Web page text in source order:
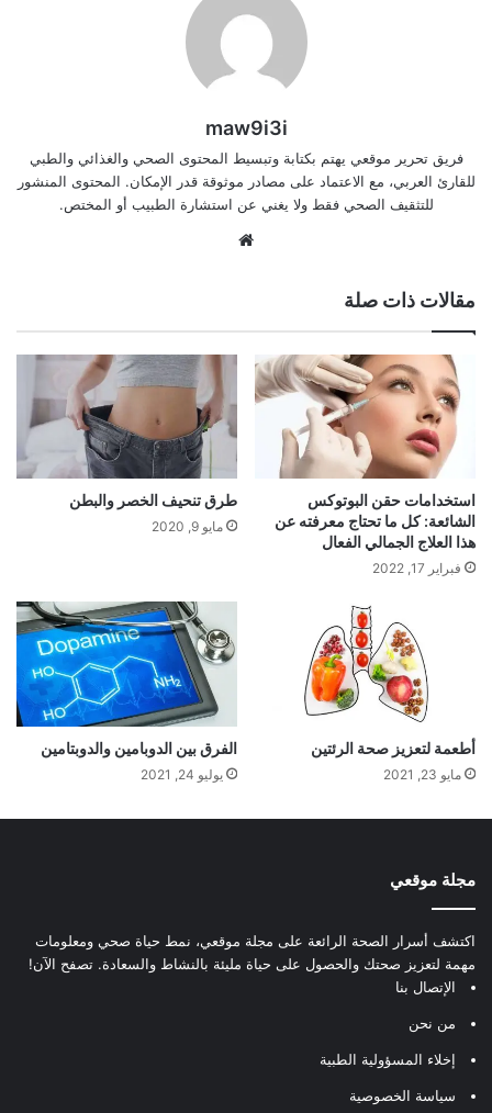
maw9i3i
فريق تحرير موقعي يهتم بكتابة وتبسيط المحتوى الصحي والغذائي والطبي
للقارئ العربي، مع الاعتماد على مصادر موثوقة قدر الإمكان. المحتوى المنشور
للتثقيف الصحي فقط ولا يغني عن استشارة الطبيب أو المختص.
مقالات ذات صلة
استخدامات حقن البوتوكس
الشائعة: كل ما تحتاج معرفته عن
هذا العلاج الجمالي الفعال
فبراير 17, 2022
طرق تنحيف الخصر والبطن
مايو 9, 2020
أطعمة لتعزيز صحة الرئتين
مايو 23, 2021
الفرق بين الدوبامين والدوبتامين
يوليو 24, 2021
مجلة موقعي
اكتشف أسرار الصحة الرائعة على مجلة موقعي، نمط حياة صحي ومعلومات
مهمة لتعزيز صحتك والحصول على حياة مليئة بالنشاط والسعادة. تصفح الآن!
الإتصال بنا
من نحن
إخلاء المسؤولية الطبية
سياسة الخصوصية